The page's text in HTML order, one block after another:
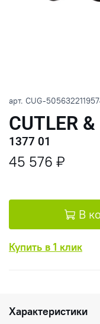
арт. CUG-
CUTLER &
1377 01
45 576 ₽
В
Купить в 1 клик
Характеристики